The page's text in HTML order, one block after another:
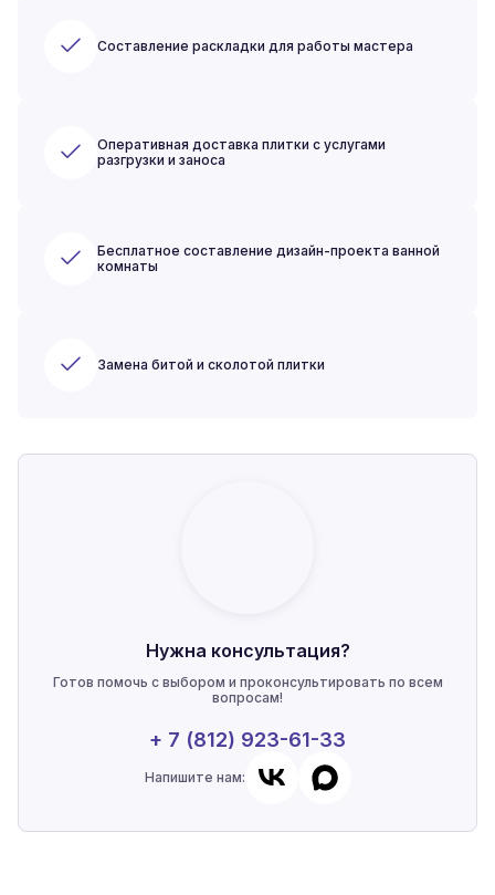
Составление раскладки для работы мастера
Оперативная доставка плитки с услугами
разгрузки и заноса
Бесплатное составление дизайн-проекта ванной
комнаты
Замена битой и сколотой плитки
Нужна консультация?
Готов помочь с выбором и проконсультировать по всем
вопросам!
+ 7 (812) 923-61-33
Напишите нам: